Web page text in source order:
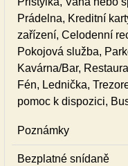
Prádelna, Kreditní
zařízení, Celodenní
Pokojová služba,
Kavárna/Bar,
Fén, Lednička,
pomoc k dispozici,
Poznámky
Bezplatné snídaně